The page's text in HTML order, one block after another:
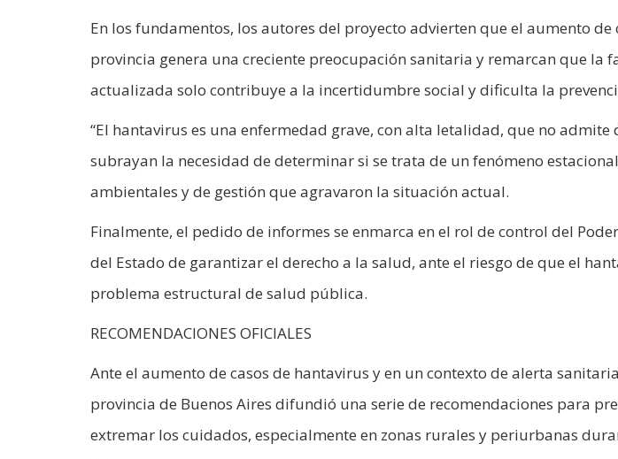
En los fundamentos, los autores del proyecto advierten que el aumento de
provincia genera una creciente preocupación sanitaria y remarcan que la
actualizada solo contribuye a la incertidumbre social y dificulta la
“El hantavirus es una enfermedad grave, con alta letalidad, que no admite
subrayan la necesidad de determinar si se trata de un fenómeno
ambientales y de gestión que agravaron la situación actual.
Finalmente, el pedido de informes se enmarca en el rol de control del
del Estado de garantizar el derecho a la salud, ante el riesgo de que el
problema estructural de salud pública.
RECOMENDACIONES OFICIALES
Ante el aumento de casos de hantavirus y en un contexto de alerta
provincia de Buenos Aires difundió una serie de recomendaciones para
extremar los cuidados, especialmente en zonas rurales y periurbanas